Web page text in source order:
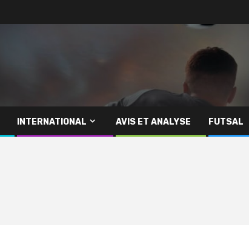
INTERNATIONAL AVIS ET ANALYSE FUTSAL